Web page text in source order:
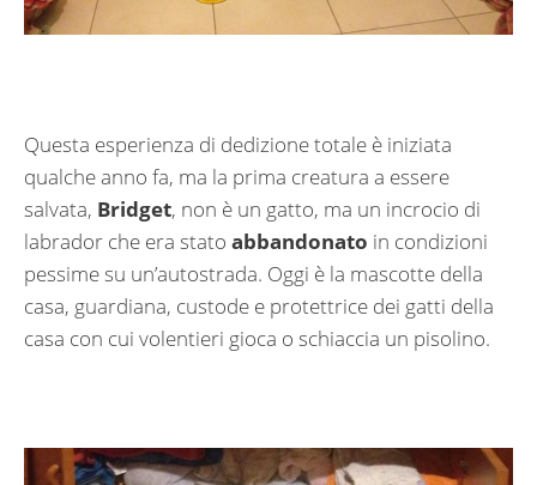
Questa esperienza di dedizione totale è iniziata
qualche anno fa, ma la prima creatura a essere
salvata, Bridget, non è un gatto, ma un incrocio di
labrador che era stato abbandonato in condizioni
pessime su un’autostrada. Oggi è la mascotte della
casa, guardiana, custode e protettrice dei gatti della
casa con cui volentieri gioca o schiaccia un pisolino.